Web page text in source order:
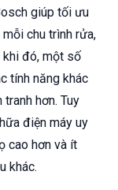
giúp tối ưu
chu trình rửa,
khi đó, một số
tính năng khác
hơn. Tuy
điện máy uy
cao hơn và ít
khác.